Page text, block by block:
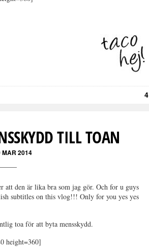
4
TILL TOAN
MAR 2014
den är lika bra som jag gör. Och for u guys
subtitles on this vlog!!! Only for you yes yes
toa för att byta mensskydd.
height=360]